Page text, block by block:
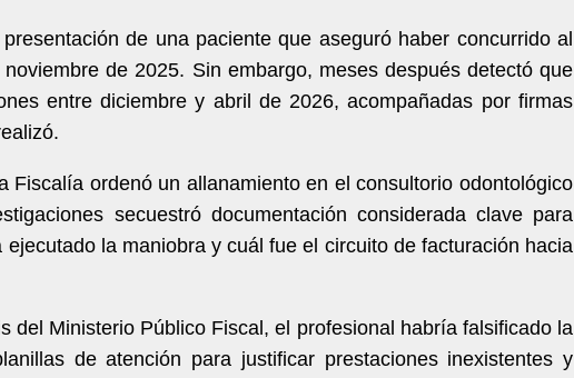
de una paciente que aseguró haber concurrido al
de 2025. Sin embargo, meses después detectó que
entre diciembre y abril de 2026, acompañadas por firmas
Fiscalía ordenó un allanamiento en el consultorio odontológico
secuestró documentación considerada clave para
la maniobra y cuál fue el circuito de facturación hacia
del Ministerio Público Fiscal, el profesional habría falsificado la
de atención para justificar prestaciones inexistentes y